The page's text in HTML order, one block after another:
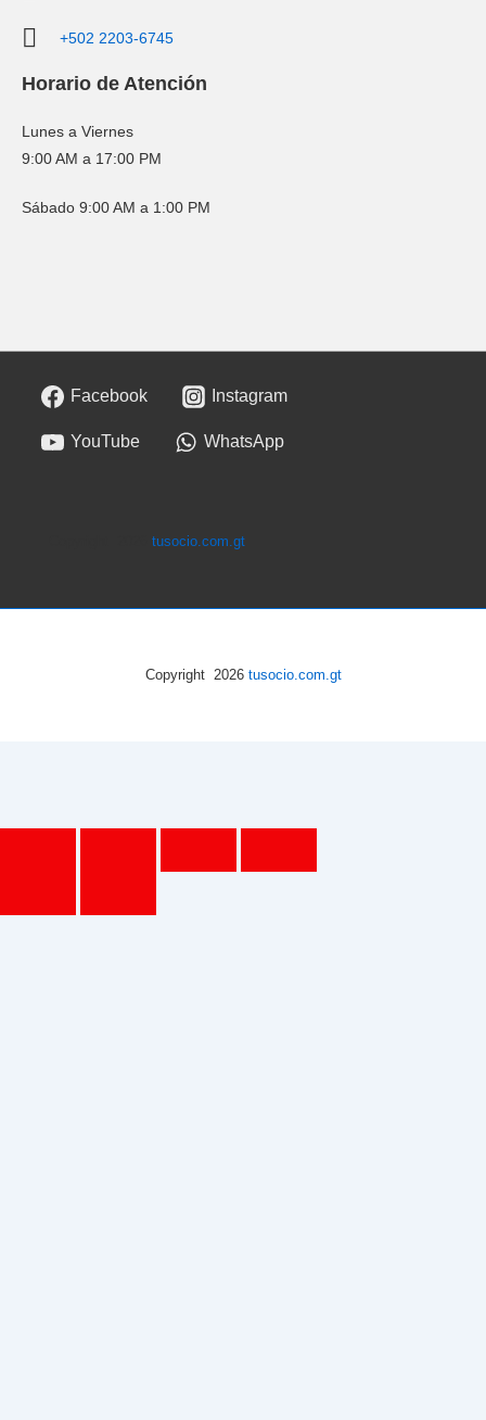
+502 2203-6745
Horario de Atención
Lunes a Viernes
9:00 AM a 17:00 PM
Sábado 9:00 AM a 1:00 PM
Facebook Instagram
YouTube WhatsApp
tusocio.com.gt
Copyright 2026tusocio.com.gt